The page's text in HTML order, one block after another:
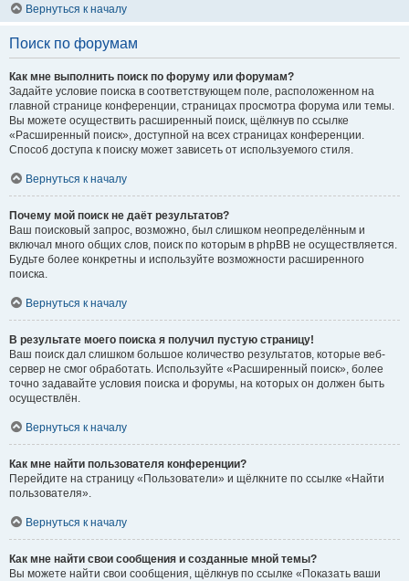
Вернуться к началу
Поиск по форумам
Как мне выполнить поиск по форуму или форумам?
Задайте условие поиска в соответствующем поле, расположенном на
главной странице конференции, страницах просмотра форума или темы.
Вы можете осуществить расширенный поиск, щёлкнув по ссылке
«Расширенный поиск», доступной на всех страницах конференции.
Способ доступа к поиску может зависеть от используемого стиля.
Вернуться к началу
Почему мой поиск не даёт результатов?
Ваш поисковый запрос, возможно, был слишком неопределённым и
включал много общих слов, поиск по которым в phpBB не осуществляется.
Будьте более конкретны и используйте возможности расширенного
поиска.
Вернуться к началу
В результате моего поиска я получил пустую страницу!
Ваш поиск дал слишком большое количество результатов, которые веб-
сервер не смог обработать. Используйте «Расширенный поиск», более
точно задавайте условия поиска и форумы, на которых он должен быть
осуществлён.
Вернуться к началу
Как мне найти пользователя конференции?
Перейдите на страницу «Пользователи» и щёлкните по ссылке «Найти
пользователя».
Вернуться к началу
Как мне найти свои сообщения и созданные мной темы?
Вы можете найти свои сообщения, щёлкнув по ссылке «Показать ваши